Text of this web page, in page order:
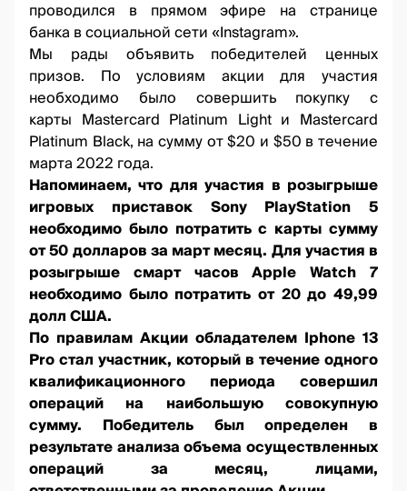
проводился в прямом эфире на странице
банка в социальной сети «Instagram».
Мы рады объявить победителей ценных
призов. По условиям акции для участия
необходимо было совершить покупку с
карты Mastercard Platinum Lightи Mastercard
Platinum Black, на сумму от $20 и $50 в течение
марта 2022 года.
Напоминаем, что для участия в розыгрыше
игровых приставок Sony PlayStation 5
необходимо было потратить с карты сумму
от 50 долларов за март месяц. Для участия в
розыгрыше cмарт часов Apple Watch 7
необходимо было потратить от 20 до 49,99
долл США.
По правилам Акции обладателем Iphone 13
Pro стал участник, который в течение одного
квалификационного периода совершил
операций на наибольшую совокупную
сумму. Победитель был определен в
результате анализа объема осуществленных
операций за месяц, лицами,